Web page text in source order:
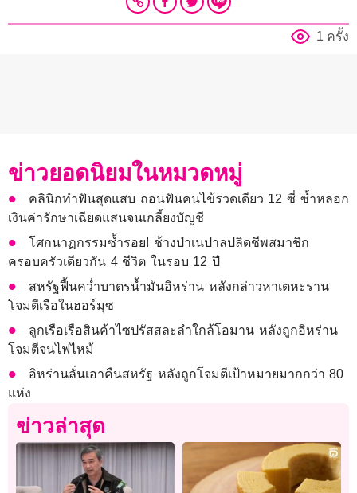
1 ครั้ง
ข่าวยอดนิยมในหมวดหมู่
คลินิกทำฟันสุดแสบ ถอนฟันคนไข้รวดเดียว 12 ซี่ ซ้ำหลอก
เงินค่ารักษาเฉียดแสนจนเกลี้ยงบัญชี
โศกนาฏกรรมซ้ำรอย! ช้างป่าเนปาลปลิดชีพสมาชิก
ครอบครัวเดียวกัน 4 ชีวิต ในรอบ 12 ปี
สหรัฐฟื้นคว่ำบาตรน้ำมันอิหร่าน หลังกล่าวหาเตหะราน
โจมตีเรือในฮอร์มุซ
ลูกเรือเรือสินค้าไซปรัสสละลำใกล้โอมาน หลังถูกอิหร่าน
โจมตีจนไฟไหม้
อิหร่านลั่นเอาคืนสหรัฐ หลังถูกโจมตีเป้าหมายมากกว่า 80
แห่ง
ข่าวล่าสุด